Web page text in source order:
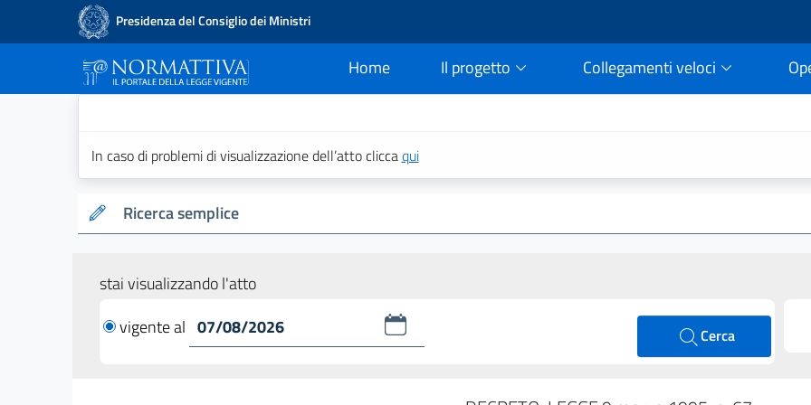
Presidenza del Consiglio dei Ministri
Home
current Il progetto Collegamenti veloci
In caso di problemi di visualizzazione dell’atto cliccaqui
Ricerca semplice
stai visualizzando l'atto
vigente al
Cerca